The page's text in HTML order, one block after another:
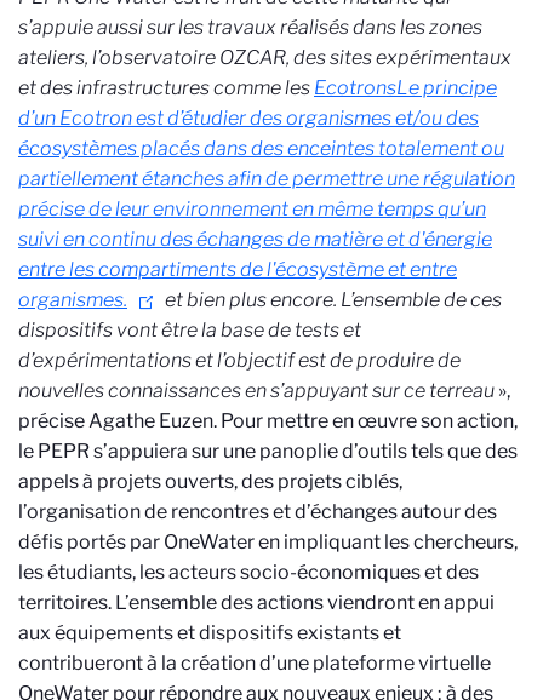
s’appuie aussi sur les travaux réalisés dans les zones
ateliers, l’observatoire OZCAR, des sites expérimentaux
et des infrastructures comme les EcotronsLe principe
d’un Ecotron est d’étudier des organismes et/ou des
écosystèmes placés dans des enceintes totalement ou
partiellement étanches afin de permettre une régulation
précise de leur environnement en même temps qu’un
suivi en continu des échanges de matière et d'énergie
entre les compartiments de l'écosystème et entre
organismes.
et bien plus encore. L’ensemble de ces
dispositifs vont être la base de tests et
d’expérimentations et l’objectif est de produire de
nouvelles connaissances en s’appuyant sur ce terreau »,
précise Agathe Euzen. Pour mettre en œuvre son action,
le PEPR s’appuiera sur une panoplie d’outils tels que des
appels à projets ouverts, des projets ciblés,
l’organisation de rencontres et d’échanges autour des
défis portés par OneWater en impliquant les chercheurs,
les étudiants, les acteurs socio-économiques et des
territoires. L’ensemble des actions viendront en appui
aux équipements et dispositifs existants et
contribueront à la création d’une plateforme virtuelle
OneWater pour répondre aux nouveaux enjeux ; à des